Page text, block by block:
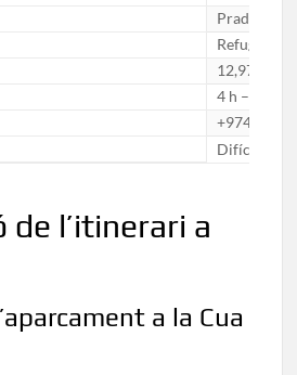
Pradera
Refugi de
12,97 km
4 h – 5 h
+974 m
Difícil
de l’itinerari a
a la Cua